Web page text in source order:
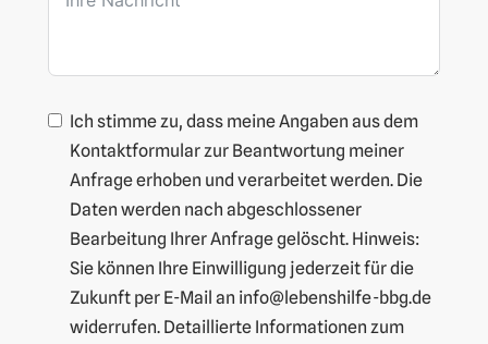
Ich stimme zu, dass meine Angaben aus dem
Kontaktformular zur Beantwortung meiner
Anfrage erhoben und verarbeitet werden. Die
Daten werden nach abgeschlossener
Bearbeitung Ihrer Anfrage gelöscht. Hinweis:
Sie können Ihre Einwilligung jederzeit für die
Zukunft per E-Mail an info@lebenshilfe-bbg.de
widerrufen. Detaillierte Informationen zum